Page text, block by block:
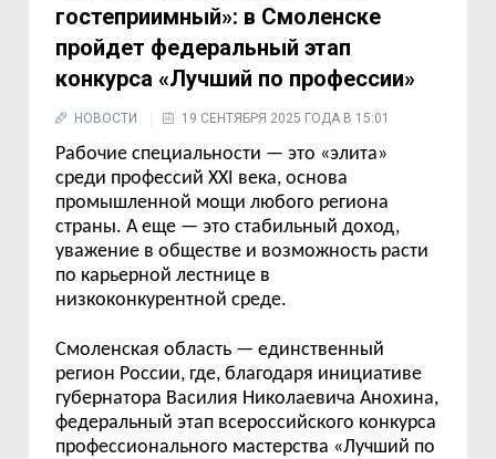
гостеприимный»: в Смоленске
пройдет федеральный этап
конкурса «Лучший по профессии»
НОВОСТИ 19 СЕНТЯБРЯ 2025 ГОДА В 15:01
Рабочие специальности — это «элита»
среди профессий XXI века, основа
промышленной мощи любого региона
страны. А еще — это стабильный доход,
уважение в обществе и возможность расти
по карьерной лестнице в
низкоконкурентной среде.
Смоленская область — единственный
регион России, где, благодаря инициативе
губернатора Василия Николаевича Анохина,
федеральный этап всероссийского конкурса
профессионального мастерства «Лучший по